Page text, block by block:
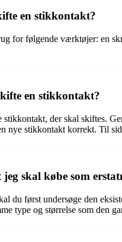
en stikkontakt?
for følgende værktøjer: en
en stikkontakt?
der skal skiftes.
nye stikkontakt korrekt. Til
skal købe som
du først undersøge den
type og størrelse som den